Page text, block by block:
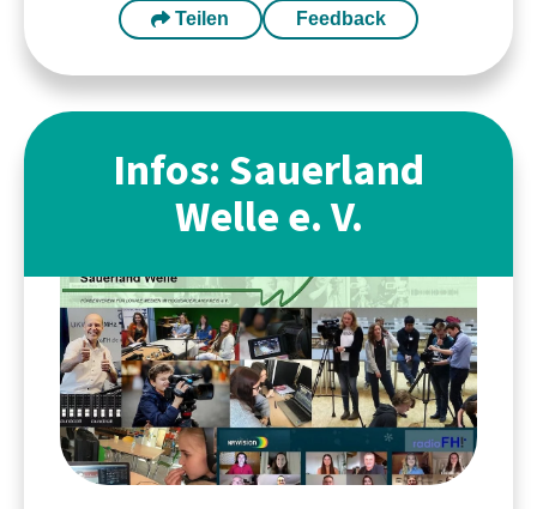
Teilen Feedback
Infos: Sauerland
Welle e. V.